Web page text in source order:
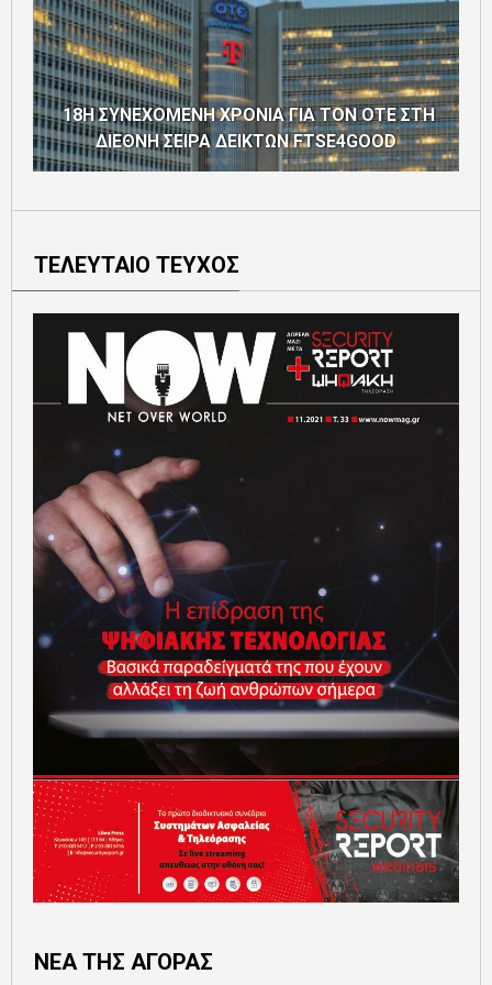
18Η ΣΥΝΕΧΟΜΕΝΗ ΧΡΟΝΙΑ ΓΙΑ ΤΟΝ ΟΤΕ ΣΤΗ
ΔΙΕΘΝΗ ΣΕΙΡΑ ΔΕΙΚΤΩΝ FTSE4GOOD
ΤΕΛΕΥΤΑΙΟ ΤΕΥΧΟΣ
ΝΕΑ ΤΗΣ ΑΓΟΡΑΣ